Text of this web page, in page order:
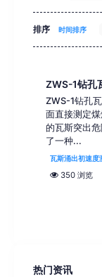
排序 时间排序
ZWS-1钻孔
ZWS-1钻孔
面直接测定
的瓦斯突出
了一种...
瓦斯涌出初速度
350 浏览
热门资讯